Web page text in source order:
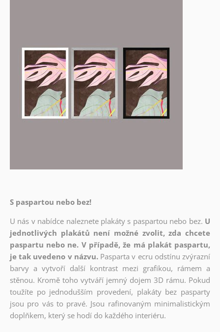
S paspartou nebo bez!
U nás v nabídce naleznete plakáty s paspartou nebo bez. U
jednotlivých plakátů není možné zvolit, zda chcete
paspartu nebo ne. V případě, že má plakát paspartu,
je tak uvedeno v názvu. Pasparta v ecru odstínu zvýrazní
barvy a vytvoří další kontrast mezi grafikou, rámem a
stěnou. Kromě toho vytváří jemný dojem 3D rámu. Pokud
toužíte po jednodušším provedení, plakáty bez pasparty
jsou pro vás to pravé. Jsou rafinovaným minimalistickým
doplňkem, který se hodí do každého interiéru.